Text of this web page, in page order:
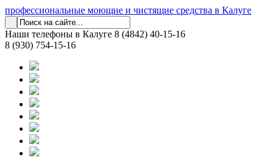
профессиональные моющие и чистящие средства в Калуге
Наши телефоны в Калуге 8 (4842) 40-15-16
8 (930) 754-15-16